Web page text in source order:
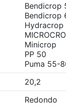
Bendicrop
Bendicrop
Minicrop
PP 50
Puma 55-
20,2
Redondo